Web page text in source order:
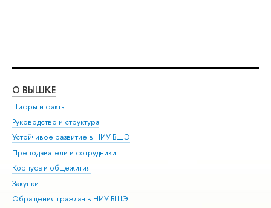
О ВЫШКЕ
Цифры и факты
Руководство и структура
Устойчивое развитие в НИУ ВШЭ
Преподаватели и сотрудники
Корпуса и общежития
Закупки
Обращения граждан в НИУ ВШЭ